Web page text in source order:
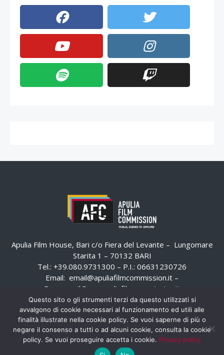
Apulia Film House, Bari c/o Fiera del Levante – Lungomare
Starita 1 – 70132 BARI
Tel.: +39.080.9731300 – P.I.: 06631230726
Email: email@apuliafilmcommission.it –
Pec:
email@pec.apuliafilmcommission.it
Questo sito o gli strumenti terzi da questo utilizzati si
avvalgono di cookie necessari al funzionamento ed utili alle
finalità illustrate nella cookie policy. Se vuoi saperne di più o
negare il consenso a tutti o ad alcuni cookie, consulta la cookie
policy. Se vuoi proseguire accetta i cookie. Privacy policy